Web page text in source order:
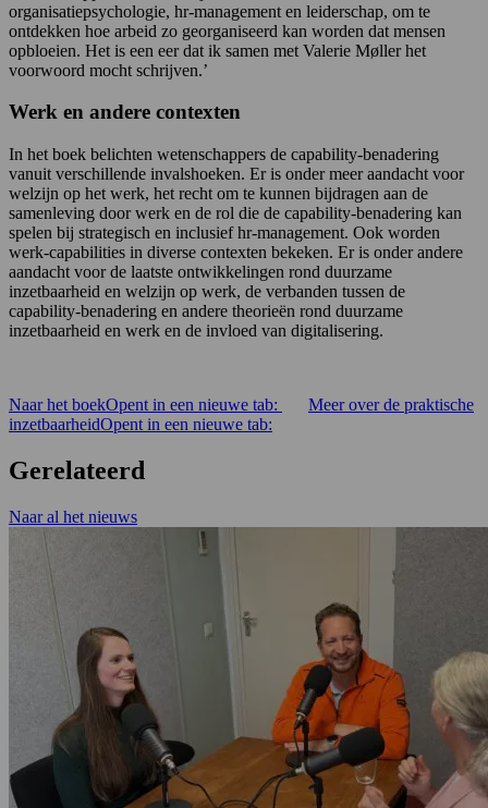
organisatiepsychologie, hr-management en leiderschap, om te
ontdekken hoe arbeid zo georganiseerd kan worden dat mensen
opbloeien. Het is een eer dat ik samen met Valerie Møller het
voorwoord mocht schrijven.’
Werk en andere contexten
In het boek belichten wetenschappers de capability-benadering
vanuit verschillende invalshoeken. Er is onder meer aandacht voor
welzijn op het werk, het recht om te kunnen bijdragen aan de
samenleving door werk en de rol die de capability-benadering kan
spelen bij strategisch en inclusief hr-management. Ook worden
werk-capabilities in diverse contexten bekeken. Er is onder andere
aandacht voor de laatste ontwikkelingen rond duurzame
inzetbaarheid en welzijn op werk, de verbanden tussen de
capability-benadering en andere theorieën rond duurzame
inzetbaarheid en werk en de invloed van digitalisering.
Naar het boekOpent in een nieuwe tab:
Meer over de praktische
inzetbaarheidOpent in een nieuwe tab:
Gerelateerd
Naar al het nieuws